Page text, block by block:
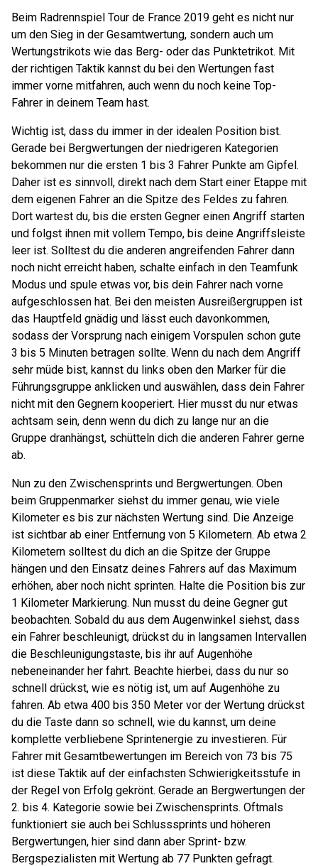
Beim Radrennspiel Tour de France 2019 geht es nicht nur
um den Sieg in der Gesamtwertung, sondern auch um
Wertungstrikots wie das Berg- oder das Punktetrikot. Mit
der richtigen Taktik kannst du bei den Wertungen fast
immer vorne mitfahren, auch wenn du noch keine Top-
Fahrer in deinem Team hast.
Wichtig ist, dass du immer in der idealen Position bist.
Gerade bei Bergwertungen der niedrigeren Kategorien
bekommen nur die ersten 1 bis 3 Fahrer Punkte am Gipfel.
Daher ist es sinnvoll, direkt nach dem Start einer Etappe mit
dem eigenen Fahrer an die Spitze des Feldes zu fahren.
Dort wartest du, bis die ersten Gegner einen Angriff starten
und folgst ihnen mit vollem Tempo, bis deine Angriffsleiste
leer ist. Solltest du die anderen angreifenden Fahrer dann
noch nicht erreicht haben, schalte einfach in den Teamfunk
Modus und spule etwas vor, bis dein Fahrer nach vorne
aufgeschlossen hat. Bei den meisten Ausreißergruppen ist
das Hauptfeld gnädig und lässt euch davonkommen,
sodass der Vorsprung nach einigem Vorspulen schon gute
3 bis 5 Minuten betragen sollte. Wenn du nach dem Angriff
sehr müde bist, kannst du links oben den Marker für die
Führungsgruppe anklicken und auswählen, dass dein Fahrer
nicht mit den Gegnern kooperiert. Hier musst du nur etwas
achtsam sein, denn wenn du dich zu lange nur an die
Gruppe dranhängst, schütteln dich die anderen Fahrer gerne
ab.
Nun zu den Zwischensprints und Bergwertungen. Oben
beim Gruppenmarker siehst du immer genau, wie viele
Kilometer es bis zur nächsten Wertung sind. Die Anzeige
ist sichtbar ab einer Entfernung von 5 Kilometern. Ab etwa 2
Kilometern solltest du dich an die Spitze der Gruppe
hängen und den Einsatz deines Fahrers auf das Maximum
erhöhen, aber noch nicht sprinten. Halte die Position bis zur
1 Kilometer Markierung. Nun musst du deine Gegner gut
beobachten. Sobald du aus dem Augenwinkel siehst, dass
ein Fahrer beschleunigt, drückst du in langsamen Intervallen
die Beschleunigungstaste, bis ihr auf Augenhöhe
nebeneinander her fahrt. Beachte hierbei, dass du nur so
schnell drückst, wie es nötig ist, um auf Augenhöhe zu
fahren. Ab etwa 400 bis 350 Meter vor der Wertung drückst
du die Taste dann so schnell, wie du kannst, um deine
komplette verbliebene Sprintenergie zu investieren. Für
Fahrer mit Gesamtbewertungen im Bereich von 73 bis 75
ist diese Taktik auf der einfachsten Schwierigkeitsstufe in
der Regel von Erfolg gekrönt. Gerade an Bergwertungen der
2. bis 4. Kategorie sowie bei Zwischensprints. Oftmals
funktioniert sie auch bei Schlusssprints und höheren
Bergwertungen, hier sind dann aber Sprint- bzw.
Bergspezialisten mit Wertung ab 77 Punkten gefragt.